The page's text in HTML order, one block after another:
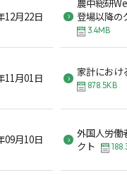
12月22日
登場以降の
3.4MB
11月01日 家計におけ
878.5KB
09月10日
外国人労働
クト